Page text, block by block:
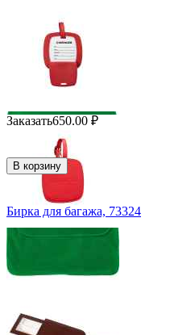
Заказать650.00 ₽
В корзину
Бирка для багажа, 73324